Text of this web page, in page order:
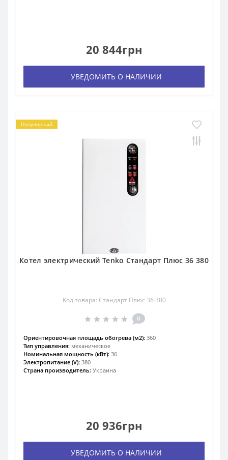
20 844грн
УВЕДОМИТЬ О НАЛИЧИИ
Популярный
Котел электрический Tenko Стандарт Плюс 36 380
Код товара: Стандарт Плюс 36 380
0
Ориентировочная площадь обогрева (м2): 360
Тип управления: механическое
Номинальная мощность (кВт): 36
Электропитание (V): 380
Страна производитель: Украина
20 936грн
УВЕДОМИТЬ О НАЛИЧИИ